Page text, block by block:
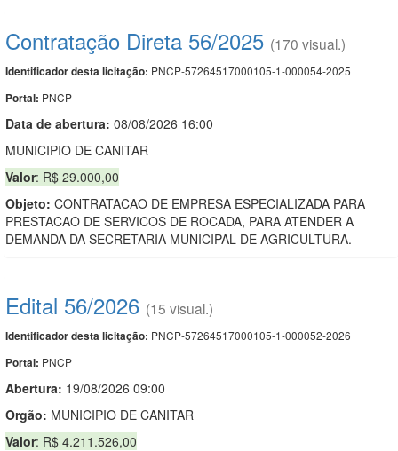
Contratação Direta 56/2025 (170 visual.)
Identificador desta licitação: PNCP-57264517000105-1-000054-2025
Portal: PNCP
Data de abertura: 08/08/2026 16:00
MUNICIPIO DE CANITAR
Valor: R$ 29.000,00
Objeto: CONTRATACAO DE EMPRESA ESPECIALIZADA PARA
PRESTACAO DE SERVICOS DE ROCADA, PARA ATENDER A
DEMANDA DA SECRETARIA MUNICIPAL DE AGRICULTURA.
Edital 56/2026 (15 visual.)
Identificador desta licitação: PNCP-57264517000105-1-000052-2026
Portal: PNCP
Abertura: 19/08/2026 09:00
Orgão: MUNICIPIO DE CANITAR
Valor: R$ 4.211.526,00